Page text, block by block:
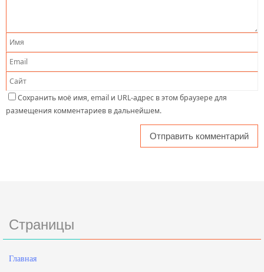
Сохранить моё имя, email и URL-адрес в этом браузере для
размещения комментариев в дальнейшем.
Страницы
Главная